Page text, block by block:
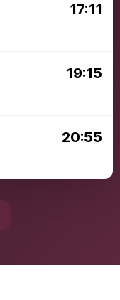
17:11
19:15
20:55